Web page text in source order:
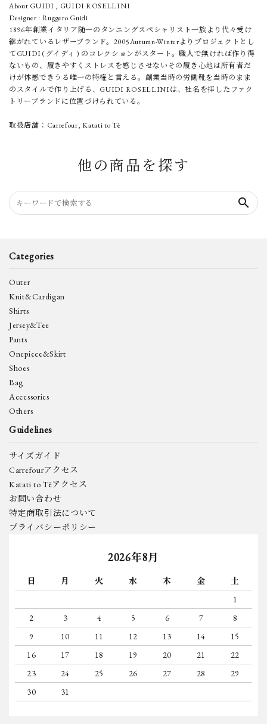
About GUIDI , GUIDI ROSELLINI
Designer : Ruggero Guidi
1896年創業イタリア随一のタンニングスペシャリスト一族より代々受け
継がれているレザーブランド。2005Autumn-Winterよりプロジェクトとし
てGUIDI ( グイディ ) のコレクションがスタート。職人で無ければ作り得
ないもの、履きやすくストレスを感じさせないその履き心地は所有者だ
けが体感できうる唯一の特権と言える。創業当時の労働靴を当時のまま
のスタイルで作り上げる、GUIDI ROSELLINIは、社名を拝したファク
トリーブランドに位置づけられている。
取扱店舗：Carrefour, Katati to Tè
他の商品を探す
search
Categories
Outer
Knit&Cardigan
Shirts
Jersey&Tee
Pants
Onepiece&Skirt
Shoes
Bag
Accessories
Others
Guidelines
サイズガイド
Carrefourアクセス
Katati to Tèアクセス
お問い合わせ
特定商取引法について
プライバシーポリシー
2026年8月
日 月 火 水 木 金
土
1
2
3 4 5 6 7
8
9
10 11 12 13 14
15
16
17 18 19 20 21
22
23
24 25 26 27 28
29
30
31